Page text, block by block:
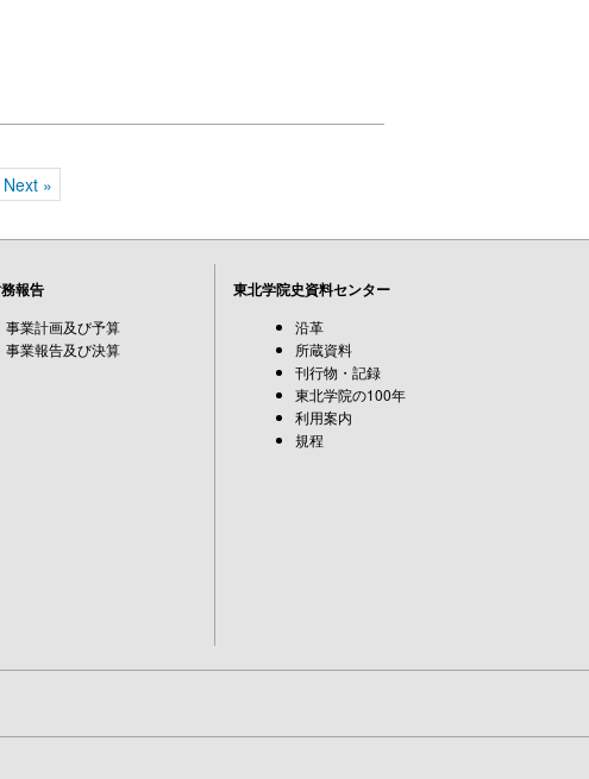
Next »
報告
事業計画及び予算
事業報告及び決算
東北学院史資料センター
沿革
所蔵資料
刊行物・記録
東北学院の100年
利用案内
規程